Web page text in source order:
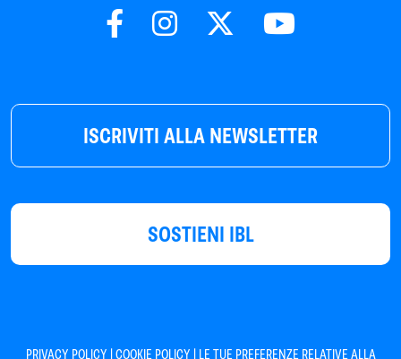
ISCRIVITI ALLA NEWSLETTER
SOSTIENI IBL
PRIVACY POLICY |COOKIE POLICY | LE TUE PREFERENZE RELATIVE ALLA